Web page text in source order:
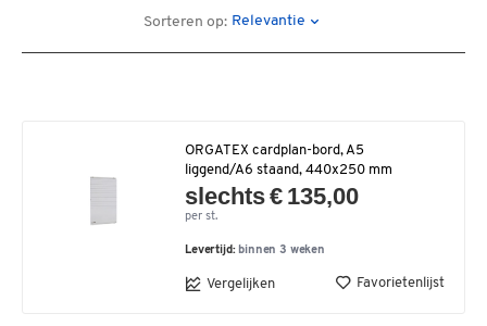
Sorteren op: Relevantie
ORGATEX cardplan-bord, A5
liggend/A6 staand, 440x250 mm
slechts € 135,00
per st.
Levertijd: binnen 3 weken
Vergelijken Favorietenlijst